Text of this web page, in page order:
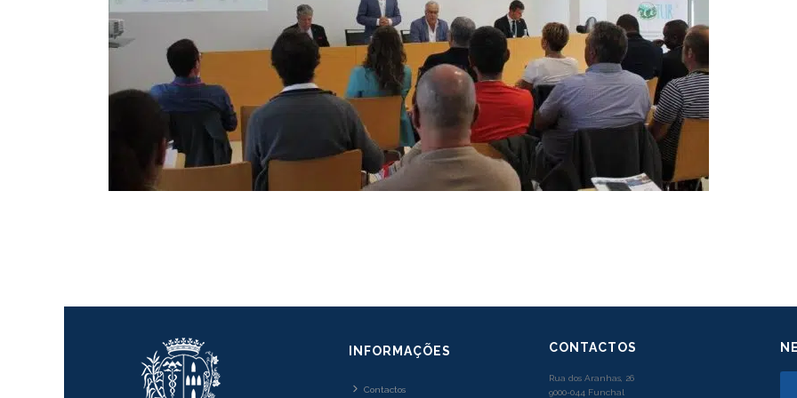
INFORMAÇÕES
Contactos
CONTACTOS
Rua dos Aranhas, 26
9000-044 Funchal